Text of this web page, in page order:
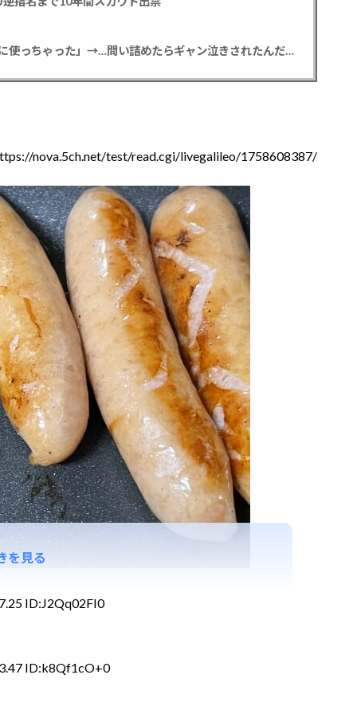
【悲報】彼女「ごめん！俺くんの貯金、情報商材に使っちゃった」→…問い詰めたらギャン泣きされたんだが俺が悪いのか？
nova.5ch.net/test/read.cgi/livegalileo/1758608387/
ID:J2Qq02FI0
ID:k8Qf1cO+0
を見る